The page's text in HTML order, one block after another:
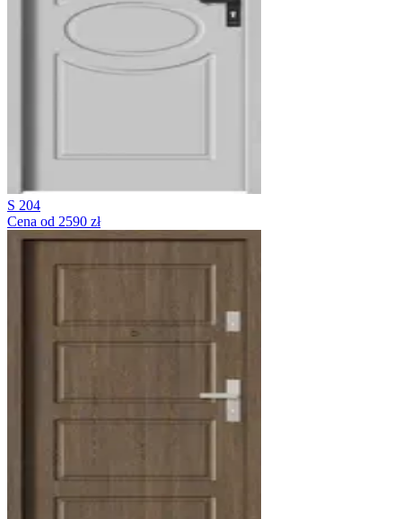
S 204
Cena od 2590 zł